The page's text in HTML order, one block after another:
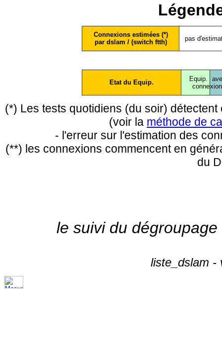
Connexions estimées (*)
par dslam / (switch ftth)
pas
Etat du Equip.
Equip.
conne
(*) Les tests quotidiens (du soir)
(voir la méthode de
- l'erreur sur l'estimation des
(**) les connexions commencent en
du
le suivi du
liste_dslam -